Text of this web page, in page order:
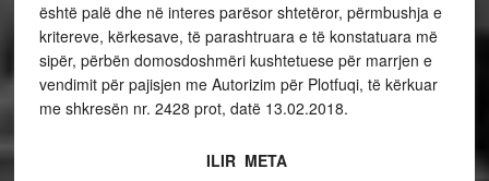
është palë dhe në interes parësor shtetëror, përmbushja e
kritereve, kërkesave, të parashtruara e të konstatuara më
sipër, përbën domosdoshmëri kushtetuese për marrjen e
vendimit për pajisjen me Autorizim për Plotfuqi, të kërkuar
me shkresën nr. 2428 prot, datë 13.02.2018.
ILIR META